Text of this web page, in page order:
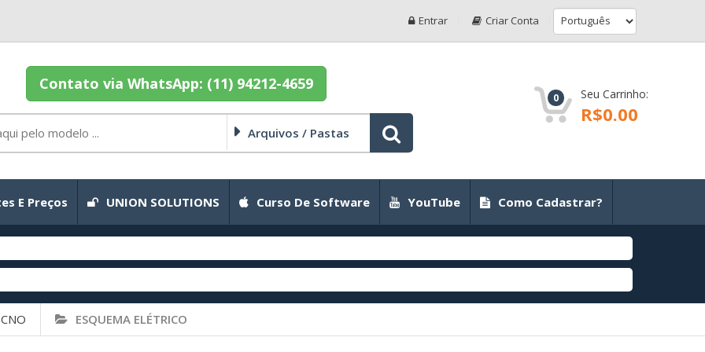
Entrar Criar Conta
Contato via WhatsApp: (11) 94212-4659
Arquivos / Pastas
0 Seu Carrinho:
R$0.00
E Preços UNION SOLUTIONS Curso De Software YouTube Como Cadastrar?
ESQUEMA ELÉTRICO